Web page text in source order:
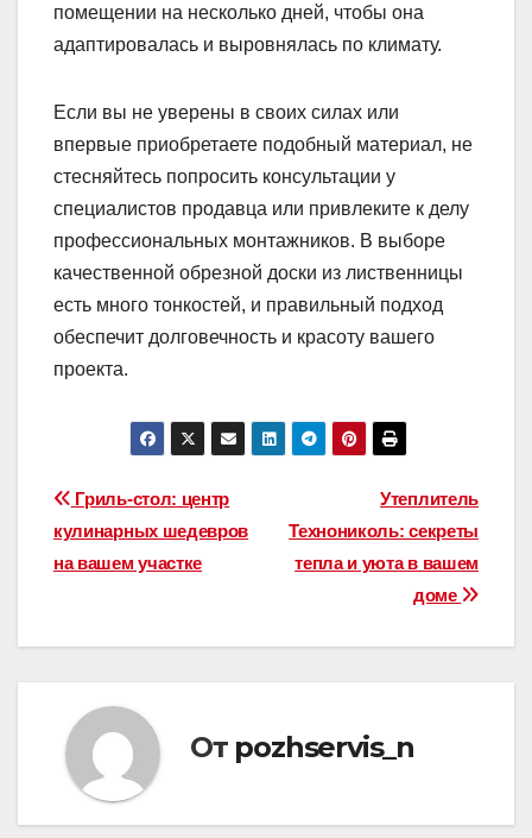
помещении на несколько дней, чтобы она
адаптировалась и выровнялась по климату.
Если вы не уверены в своих силах или
впервые приобретаете подобный материал, не
стесняйтесь попросить консультации у
специалистов продавца или привлеките к делу
профессиональных монтажников. В выборе
качественной обрезной доски из лиственницы
есть много тонкостей, и правильный подход
обеспечит долговечность и красоту вашего
проекта.
Навигация
по
Утеплитель
Технониколь: секреты
тепла и уюта в вашем
доме
Гриль-стол: центр
кулинарных шедевров
на вашем участке
От pozhservis_n